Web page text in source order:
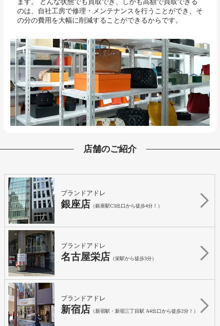
ます。 どんな状態でも買取でき、しかも高額で買取できる
のは、自社工房で修理・メンテナンスを行うことができ、そ
の分の費用を大幅に削減することができるからです。
店舗のご紹介
ブランドアドレ
銀座店 （銀座駅C3出口から徒歩4分！）
ブランドアドレ
名古屋栄店 （栄駅から徒歩3分）
ブランドアドレ
新宿店 （新宿駅・新宿三丁目駅 A4出口から徒歩2分！）